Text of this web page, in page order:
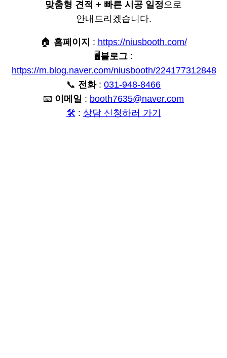
맞춤형 견적 + 빠른 시공 일정으로
안내드리겠습니다.
🏠 홈페이지 : https://niusbooth.com/
🖥️블로그 :
https://m.blog.naver.com/niusbooth/224177312848
📞 전화 : 031-948-8466
📧 이메일 : booth7635@naver.com
🛠️ : 상담 신청하러 가기